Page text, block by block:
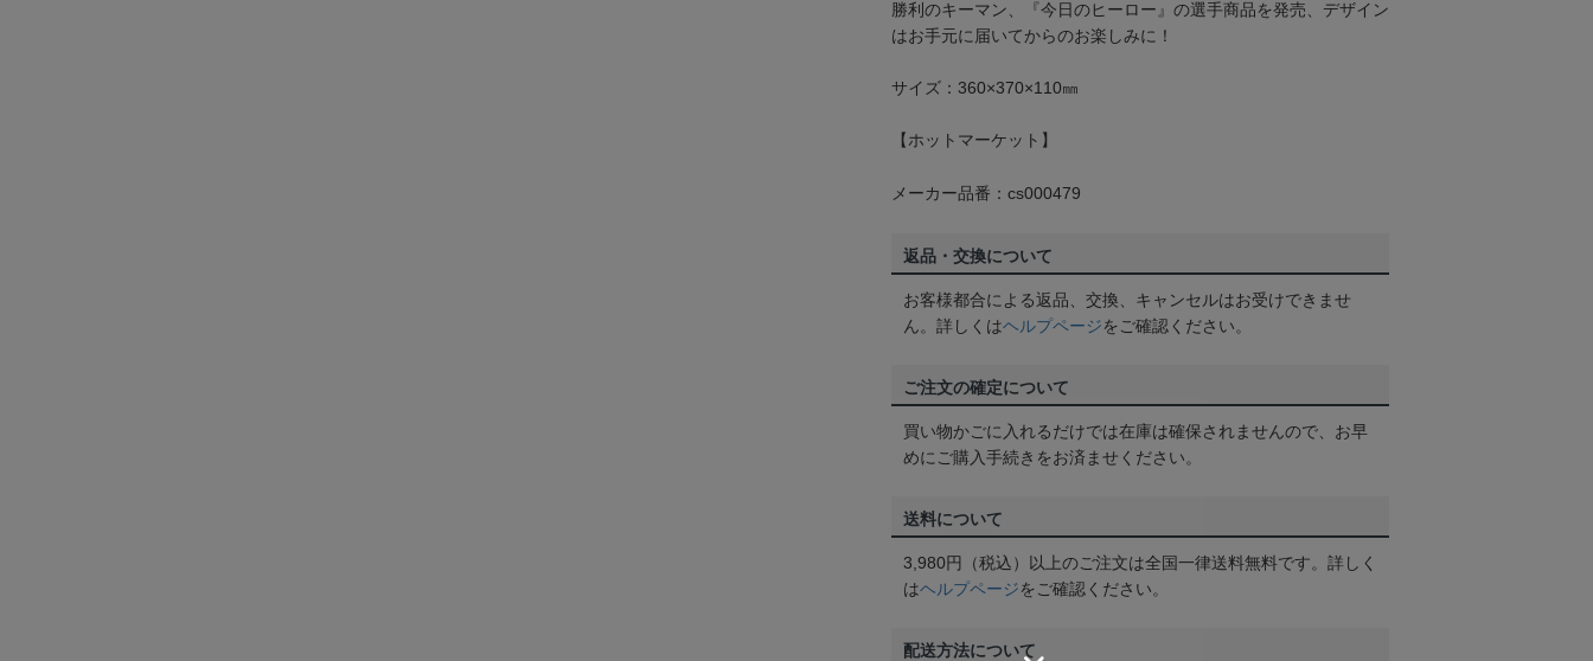
勝利のキーマン、『今日のヒーロー』の選手商品を発売、デザイン
はお手元に届いてからのお楽しみに！
サイズ：360×370×110㎜
【ホットマーケット】
メーカー品番：cs000479
返品・交換について
お客様都合による返品、交換、キャンセルはお受けできませ
ん。詳しくはヘルプページをご確認ください。
ご注文の確定について
買い物かごに入れるだけでは在庫は確保されませんので、お早
めにご購入手続きをお済ませください。
送料について
3,980円（税込）以上のご注文は全国一律送料無料です。詳しく
はヘルプページをご確認ください。
配送方法について